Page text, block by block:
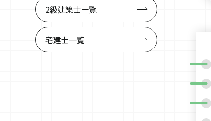
2級建築士一覧
宅建士一覧